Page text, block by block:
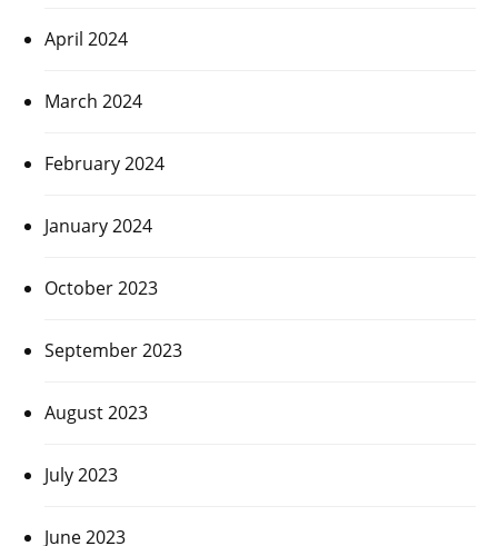
April 2024
March 2024
February 2024
January 2024
October 2023
September 2023
August 2023
July 2023
June 2023